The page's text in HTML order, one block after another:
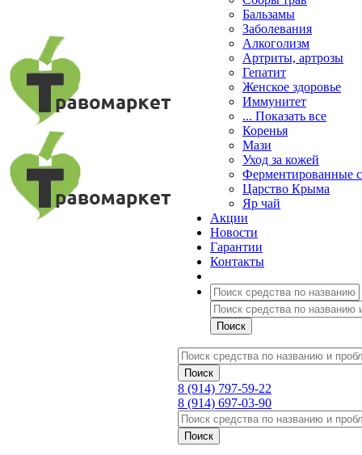
Бальзамы
Заболевания
Алкоголизм
Артриты, артрозы
Гепатит
Женское здоровье
Иммунитет
... Показать все
Коренья
Мази
Уход за кожей
Ферментированные
Царство Крыма
Яр чай
Акции
Новости
Гарантии
Контакты
8 (914) 797-59-22
8 (914) 697-03-90